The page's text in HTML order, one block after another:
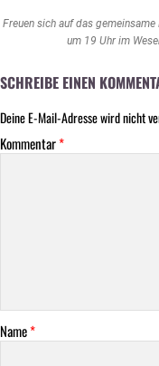
Freuen sich auf das
um 19 Uhr im
SCHREIBE EINEN
Deine E-Mail-Adresse wird nicht
Kommentar*
Name*